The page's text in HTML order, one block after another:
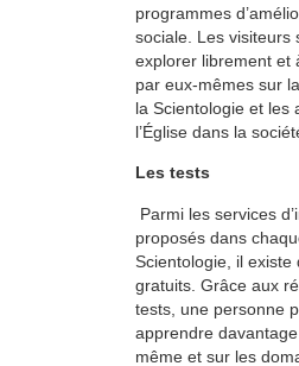
programmes
sociale. Les visiteurs
explorer librement et
par eux-mêmes sur
la Scientologie et les
l’Église dans la
Les tests
Parmi les services
proposés dans
Scientologie, il existe
gratuits. Grâce aux
tests, une personne
apprendre
même et sur les